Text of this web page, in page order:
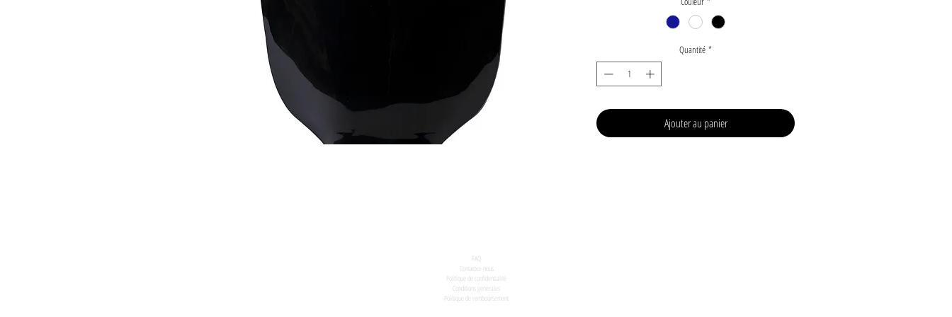
Quantité *
Ajouter au panier
FAQ
Contactez-nous
Politique de confidentialité
Conditions generales
Politique de remboursement